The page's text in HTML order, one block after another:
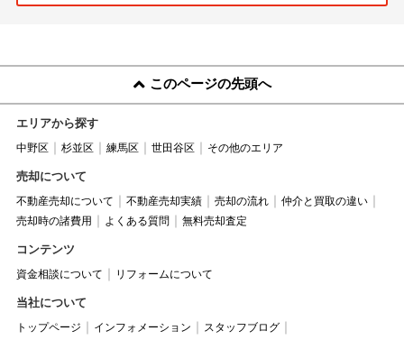
このページの先頭へ
エリアから探す
中野区 杉並区 練馬区 世田谷区 その他のエリア
売却について
不動産売却について 不動産売却実績 売却の流れ
仲介と買取の違い
売却時の諸費用
よくある質問 無料売却査定
コンテンツ
資金相談について リフォームについて
当社について
トップページ インフォメーション
スタッフブログ